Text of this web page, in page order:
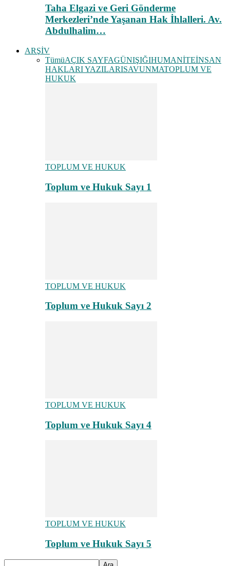
Taha Elgazi ve Geri Gönderme
Merkezleri’nde Yaşanan Hak İhlalleri. Av.
Abdulhalim…
ARŞİV
TümüAÇIK SAYFAGÜNIŞIĞIHUMANİTEİNSAN
HAKLARI YAZILARISAVUNMATOPLUM VE
HUKUK
TOPLUM VE HUKUK
Toplum ve Hukuk Sayı 1
TOPLUM VE HUKUK
Toplum ve Hukuk Sayı 2
TOPLUM VE HUKUK
Toplum ve Hukuk Sayı 4
TOPLUM VE HUKUK
Toplum ve Hukuk Sayı 5